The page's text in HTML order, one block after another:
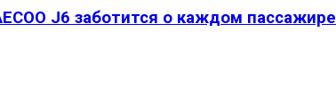
J6 заботится о каждом пассажире